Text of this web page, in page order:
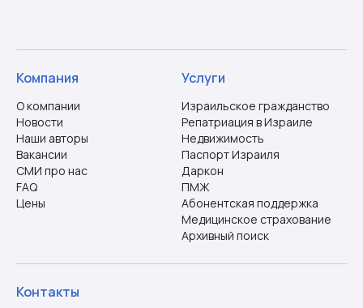
Компания
О компании
Новости
Наши авторы
Вакансии
СМИ про нас
FAQ
Цены
Услуги
Израильское гражданство
Репатриация в Израиле
Недвижимость
Паспорт Израиля
Даркон
ПМЖ
Абонентская поддержка
Медицинское страхование
Архивный поиск
Контакты